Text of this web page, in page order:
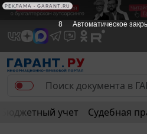
Бюджетный учет Судебная
8 Автоматическое
РЕКЛАМА • GARANT.RU